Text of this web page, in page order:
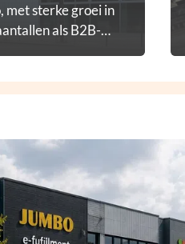
met sterke groei in
als B2B-